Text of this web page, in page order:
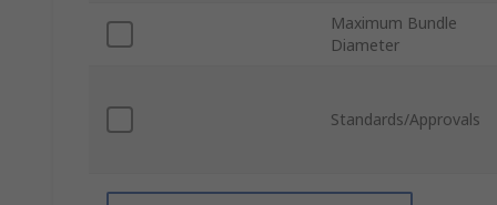
Maximum Bundle
Diameter
Standards/Approvals